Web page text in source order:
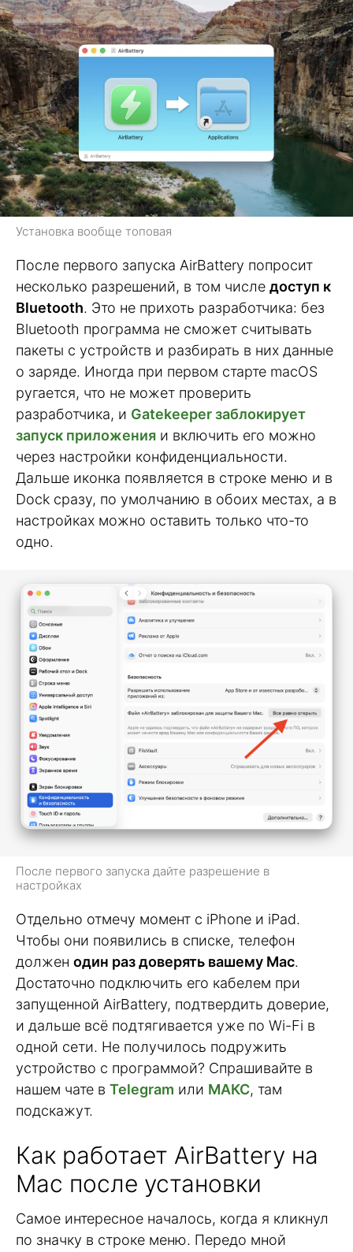
Установка вообще топовая
После первого запуска AirBattery попросит
несколько разрешений, в том числе доступ к
Bluetooth. Это не прихоть разработчика: без
Bluetooth программа не сможет считывать
пакеты с устройств и разбирать в них данные
о заряде. Иногда при первом старте macOS
ругается, что не может проверить
разработчика, и Gatekeeper заблокирует
запуск приложения и включить его можно
через настройки конфиденциальности.
Дальше иконка появляется в строке меню и в
Dock сразу, по умолчанию в обоих местах, а в
настройках можно оставить только что-то
одно.
После первого запуска дайте разрешение в
настройках
Отдельно отмечу момент с iPhone и iPad.
Чтобы они появились в списке, телефон
должен один раз доверять вашему Mac.
Достаточно подключить его кабелем при
запущенной AirBattery, подтвердить доверие,
и дальше всё подтягивается уже по Wi-Fi в
одной сети. Не получилось подружить
устройство с программой? Спрашивайте в
нашем чате в Telegram или МАКС, там
подскажут.
Как работает AirBattery на
Mac после установки
Самое интересное началось, когда я кликнул
по значку в строке меню. Передо мной